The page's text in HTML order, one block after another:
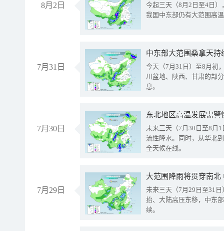
8月2日
今起三天（8月2日至4日
我国中东部仍有大范围高
7月31日
中东部大范围桑拿天
今天（7月31日）至8月初
川盆地、陕西、甘肃的部
息。
7月30日
东北地区高温发展需
未来三天（7月30日至8月
流性降水。同时，从华北
全天候在线。
7月29日
大范围降雨将贯穿南
未来三天（7月29日至31
抬、大陆高压东移，中东
续。